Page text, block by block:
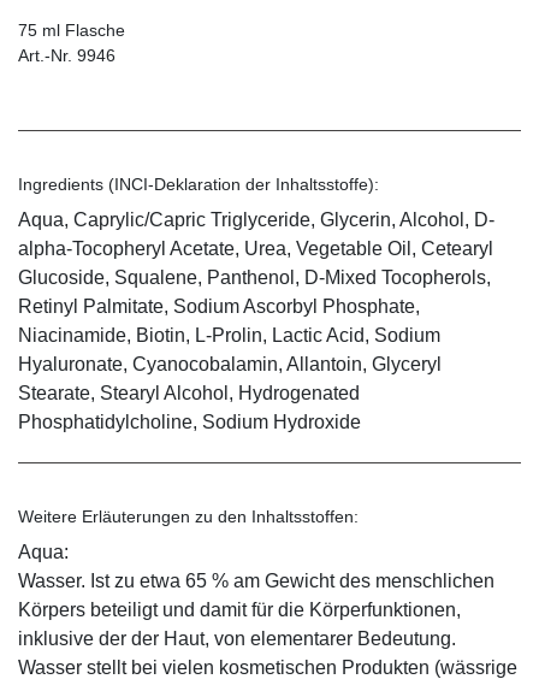
75 ml Flasche
Art.-Nr. 9946
Ingredients (INCI-Deklaration der Inhaltsstoffe):
Aqua, Caprylic/Capric Triglyceride, Glycerin, Alcohol, D-
alpha-Tocopheryl Acetate, Urea, Vegetable Oil, Cetearyl
Glucoside, Squalene, Panthenol, D-Mixed Tocopherols,
Retinyl Palmitate, Sodium Ascorbyl Phosphate,
Niacinamide, Biotin, L-Prolin, Lactic Acid, Sodium
Hyaluronate, Cyanocobalamin, Allantoin, Glyceryl
Stearate, Stearyl Alcohol, Hydrogenated
Phosphatidylcholine, Sodium Hydroxide
Weitere Erläuterungen zu den Inhaltsstoffen:
Aqua:
Wasser. Ist zu etwa 65 % am Gewicht des menschlichen
Körpers beteiligt und damit für die Körperfunktionen,
inklusive der der Haut, von elementarer Bedeutung.
Wasser stellt bei vielen kosmetischen Produkten (wässrige